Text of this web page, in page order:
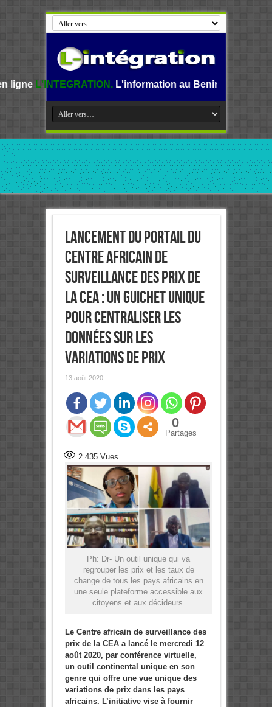
L'information au Benin, en Afrique et dans le
Lancement du Portail du
Centre africain de
surveillance des prix de
la CEA : Un guichet unique
pour centraliser les
données sur les
variations de prix
13 août 2020
0
Partages
2 435Vues
Ph: Dr- Un outil unique qui va
regrouper les prix et les taux de
change de tous les pays africains en
une seule plateforme accessible aux
citoyens et aux décideurs.
Le Centre africain de surveillance des
prix de la CEA a lancé le mercredi 12
août 2020, par conférence virtuelle,
un outil continental unique en son
genre qui offre une vue unique des
variations de prix dans les pays
africains. L’initiative vise à fournir